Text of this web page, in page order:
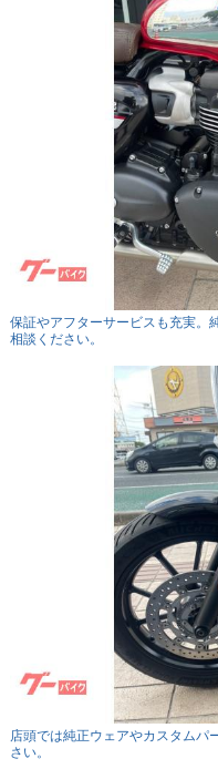
保証やアフターサービスも充実。
相談ください。
店頭では純正ウェアやカスタムパ
さい。